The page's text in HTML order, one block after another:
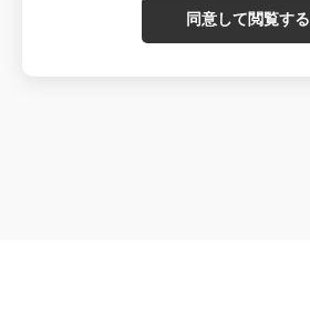
同意して閲覧する